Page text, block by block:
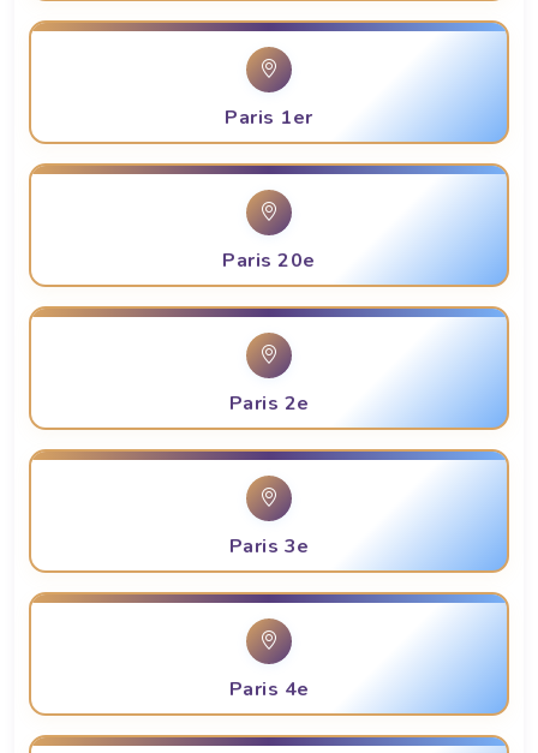
Paris 1er
Paris 20e
Paris 2e
Paris 3e
Paris 4e